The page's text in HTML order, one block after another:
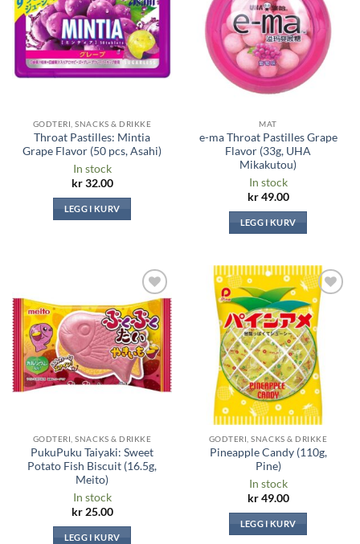
GODTERI, SNACKS & DRIKKE
Throat Pastilles: Mintia
Grape Flavor (50 pcs, Asahi)
In stock
kr32.00
LEGG I KURV
MAT
e-ma Throat Pastilles Grape
Flavor (33g, UHA
Mikakutou)
In stock
kr49.00
LEGG I KURV
Legg til i
ønskeliste
GODTERI, SNACKS & DRIKKE
PukuPuku Taiyaki: Sweet
Potato Fish Biscuit (16.5g,
Meito)
In stock
kr25.00
LEGG I KURV
Legg til i
ønskeliste
GODTERI, SNACKS & DRIKKE
Pineapple Candy (110g,
Pine)
In stock
kr49.00
LEGG I KURV